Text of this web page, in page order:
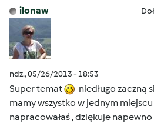
ilonaw
ndz., 05/26/2013 - 18:53
Super temat
niedługo zaczną
mamy wszystko w jednym miejscu
napracowałaś , dziękuje